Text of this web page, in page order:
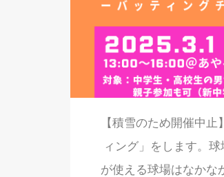
【積雪のため開催中
ィング」をします。
が使える球場はなかな